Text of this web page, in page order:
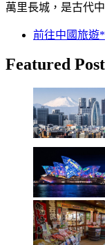
萬里長城，是古代
前往中國旅遊*
Featured